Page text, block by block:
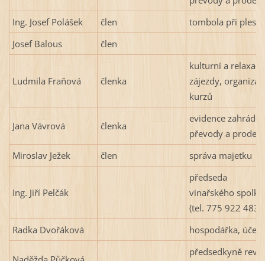
Ing. Josef Polášek
člen
tombola při plese
Josef Balous
člen
Ludmila Fraňová členka
kulturní a
zájezdy,
kurzů
Jana Vávrová členka
evidence
převody a prodej
Miroslav Ježek
člen správa majetku
Ing. Jiří Pelčák
předseda
vinařského spolku
(tel. 775 922 483)
Radka Dvořáková
hospodářka,
předsedkyně